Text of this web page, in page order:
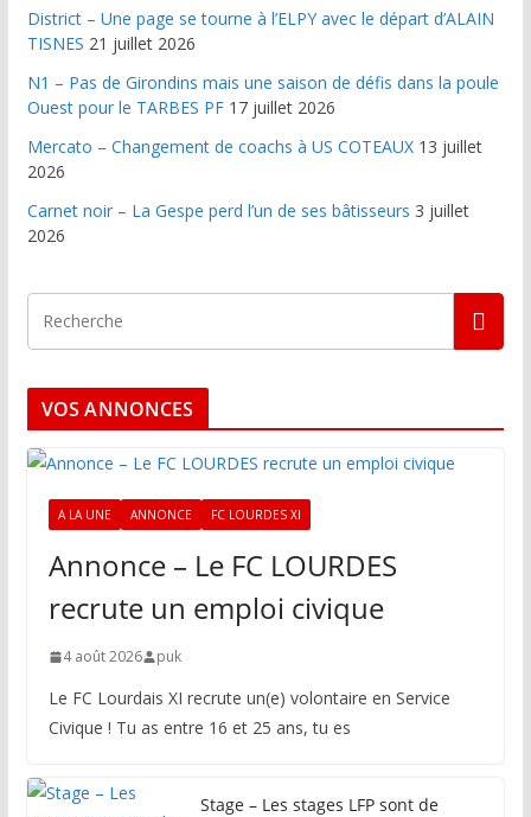
District – Une page se tourne à l’ELPY avec le départ d’ALAIN
TISNES 21 juillet 2026
N1 – Pas de Girondins mais une saison de défis dans la poule
Ouest pour le TARBES PF 17 juillet 2026
Mercato – Changement de coachs à US COTEAUX 13 juillet
2026
Carnet noir – La Gespe perd l’un de ses bâtisseurs 3 juillet
2026
VOS ANNONCES
A LA UNE ANNONCE FC LOURDES XI
Annonce – Le FC LOURDES
recrute un emploi civique
4 août 2026 puk
Le FC Lourdais XI recrute un(e) volontaire en Service
Civique ! Tu as entre 16 et 25 ans, tu es
Stage – Les stages LFP sont de